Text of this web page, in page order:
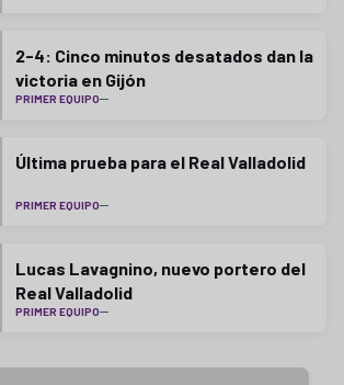
2-4: Cinco minutos desatados dan la
victoria en Gijón
PRIMER EQUIPO
Última prueba para el Real Valladolid
PRIMER EQUIPO
Lucas Lavagnino, nuevo portero del
Real Valladolid
PRIMER EQUIPO